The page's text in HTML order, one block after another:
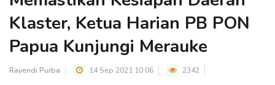
Klaster, Ketua Harian PB PON
Papua Kunjungi Merauke
Rayendi Purba 14 Sep 2021 10:06 2342